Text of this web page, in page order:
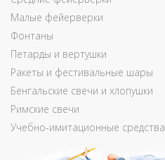
Малые фейерверки
Фонтаны
Петарды и вертушки
Ракеты и фестивальные шары
Бенгальские свечи и хлопушки
Римские свечи
Учебно-имитационные средства